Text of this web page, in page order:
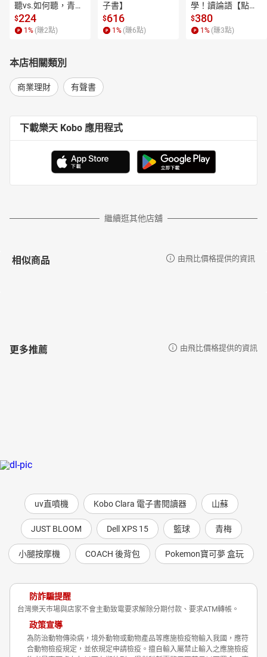
聽vs.如何聽，青少
年願意說【電子
書】
$224
1 % (賺2點)
子書】
$616
1 % (賺6點)
學！讀論語【點閱
率最高的孔子篇】
逗趣的文配圖情境
式講解，學習聖人
$380
1 % (賺3點)
本店相關類別
商業理財 有聲書
下載樂天 Kobo 應用程式
繼續逛其他店舖
相似商品 由飛比價格提供的資訊
更多推薦 由飛比價格提供的資訊
uv直噴機 Kobo Clara 電子書閱讀器 山蘇
JUST BLOOM Dell XPS 15 籃球 青梅
小腿按摩機 COACH 後背包 Pokemon寶可夢 盒玩
防詐騙提醒
台灣樂天市場與店家不會主動致電要求解除分期付款、要求ATM轉帳。
政策宣導
為防治動物傳染病，境外動物或動物產品等應施檢疫物輸入我國，應符
合動物檢疫規定，並依規定申請檢疫。擅自輸入屬禁止輸入之應施檢疫